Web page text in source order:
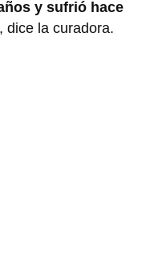
y sufrió hace
, dice la curadora.